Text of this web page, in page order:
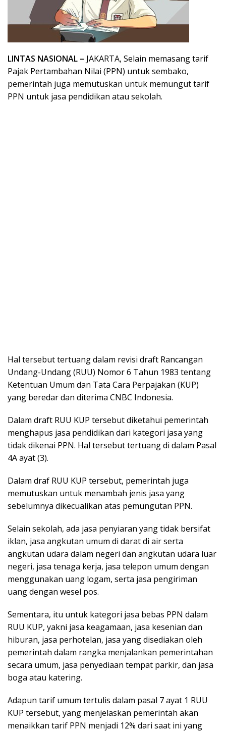
LINTAS NASIONAL – JAKARTA, Selain memasang tarif
Pajak Pertambahan Nilai (PPN) untuk sembako,
pemerintah juga memutuskan untuk memungut tarif
PPN untuk jasa pendidikan atau sekolah.
Hal tersebut tertuang dalam revisi draft Rancangan
Undang-Undang (RUU) Nomor 6 Tahun 1983 tentang
Ketentuan Umum dan Tata Cara Perpajakan (KUP)
yang beredar dan diterima CNBC Indonesia.
Dalam draft RUU KUP tersebut diketahui pemerintah
menghapus jasa pendidikan dari kategori jasa yang
tidak dikenai PPN. Hal tersebut tertuang di dalam Pasal
4A ayat (3).
Dalam draf RUU KUP tersebut, pemerintah juga
memutuskan untuk menambah jenis jasa yang
sebelumnya dikecualikan atas pemungutan PPN.
Selain sekolah, ada jasa penyiaran yang tidak bersifat
iklan, jasa angkutan umum di darat di air serta
angkutan udara dalam negeri dan angkutan udara luar
negeri, jasa tenaga kerja, jasa telepon umum dengan
menggunakan uang logam, serta jasa pengiriman
uang dengan wesel pos.
Sementara, itu untuk kategori jasa bebas PPN dalam
RUU KUP, yakni jasa keagamaan, jasa kesenian dan
hiburan, jasa perhotelan, jasa yang disediakan oleh
pemerintah dalam rangka menjalankan pemerintahan
secara umum, jasa penyediaan tempat parkir, dan jasa
boga atau katering.
Adapun tarif umum tertulis dalam pasal 7 ayat 1 RUU
KUP tersebut, yang menjelaskan pemerintah akan
menaikkan tarif PPN menjadi 12% dari saat ini yang